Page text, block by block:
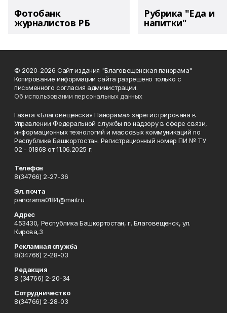
Фотобанк
журналистов РБ
Рубрика "Еда и
напитки"
© 2020-2026 Сайт издания "Благовещенская панорама"
Копирование информации сайта разрешено только с
письменного согласия администрации.
Об использовании персональных данных
Газета «Благовещенская Панорама» зарегистрирована в
Управлении Федеральной службы по надзору в сфере связи,
информационных технологий и массовых коммуникаций по
Республике Башкортостан. Регистрационный номер ПИ № ТУ
02 - 01868 от 11.06.2025 г.
Телефон
8(34766) 2-27-36
Эл. почта
panorama0184@mail.ru
Адрес
453430, Республика Башкортостан, г. Благовещенск, ул.
Кирова,3
Рекламная служба
8(34766) 2-28-03
Редакция
8 (34766) 2-20-34
Сотрудничество
8(34766) 2-28-03